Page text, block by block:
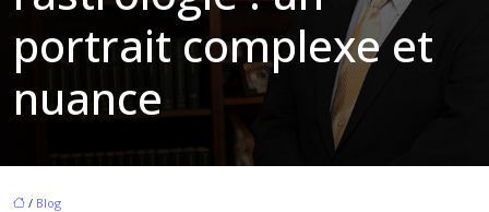
portrait complexe et
nuance
/ Blog